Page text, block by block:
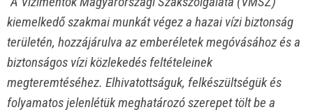
kiemelkedő szakmai munkát végez a hazai vízi biztonság
területén, hozzájárulva az emberéletek megóvásához és a
biztonságos vízi közlekedés feltételeinek
megteremtéséhez. Elhivatottságuk, felkészültségük és
folyamatos jelenlétük meghatározó szerepet tölt be a